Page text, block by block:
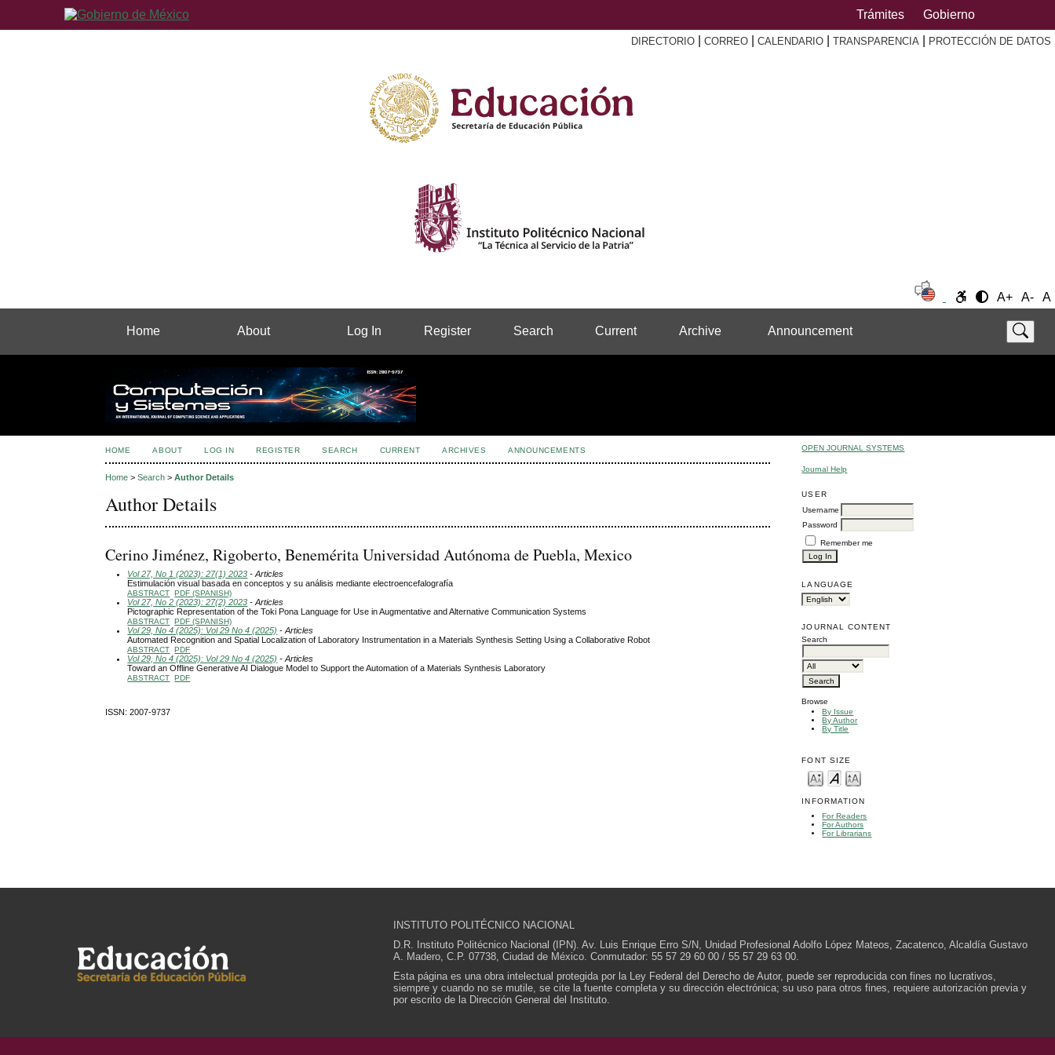
Trámites Gobierno
DIRECTORIO CORREO CALENDARIO TRANSPARENCIA PROTECCIÓN DE DATOS
A+ A- A
Home About Log In Register Search Current Archive Announcement
OPEN JOURNAL SYSTEMS
Journal Help
USER
Username
Password
Remember me
LANGUAGE
JOURNAL CONTENT
Search
Browse
By Issue
By Author
By Title
FONT SIZE
INFORMATION
For Readers
For Authors
For Librarians
HOME ABOUT LOG IN REGISTER SEARCH CURRENT ARCHIVES ANNOUNCEMENTS
Home >Search >Author Details
Author Details
Cerino Jiménez, Rigoberto, Benemérita Universidad Autónoma de Puebla, Mexico
Vol 27, No 1 (2023): 27(1) 2023 - Articles
Estimulación visual basada en conceptos y su análisis mediante electroencefalografía
ABSTRACT PDF (SPANISH)
Vol 27, No 2 (2023): 27(2) 2023 - Articles
Pictographic Representation of the Toki Pona Language for Use in Augmentative and Alternative Communication Systems
ABSTRACT PDF (SPANISH)
Vol 29, No 4 (2025): Vol 29 No 4 (2025) - Articles
Automated Recognition and Spatial Localization of Laboratory Instrumentation in a Materials Synthesis Setting Using a Collaborative Robot
ABSTRACT PDF
Vol 29, No 4 (2025): Vol 29 No 4 (2025) - Articles
Toward an Offline Generative AI Dialogue Model to Support the Automation of a Materials Synthesis Laboratory
ABSTRACT PDF
ISSN: 2007-9737
INSTITUTO POLITÉCNICO NACIONAL
D.R. Instituto Politécnico Nacional (IPN). Av. Luis Enrique Erro S/N, Unidad Profesional Adolfo López Mateos, Zacatenco, Alcaldía Gustavo
A. Madero, C.P. 07738, Ciudad de México. Conmutador: 55 57 29 60 00 / 55 57 29 63 00.
Esta página es una obra intelectual protegida por la Ley Federal del Derecho de Autor, puede ser reproducida con fines no lucrativos,
siempre y cuando no se mutile, se cite la fuente completa y su dirección electrónica; su uso para otros fines, requiere autorización previa y
por escrito de la Dirección General del Instituto.